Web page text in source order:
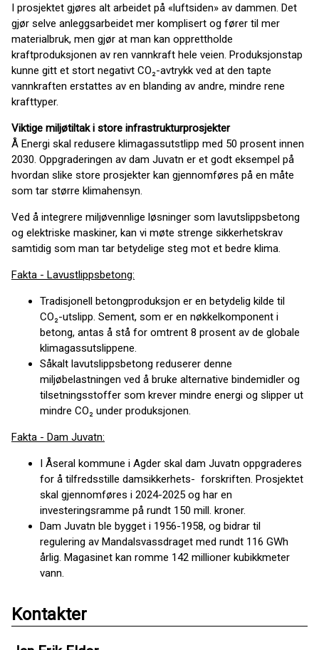
I prosjektet gjøres alt arbeidet på «luftsiden» av dammen. Det
gjør selve anleggsarbeidet mer komplisert og fører til mer
materialbruk, men gjør at man kan opprettholde
kraftproduksjonen av ren vannkraft hele veien. Produksjonstap
kunne gitt et stort negativt CO₂-avtrykk ved at den tapte
vannkraften erstattes av en blanding av andre, mindre rene
krafttyper.
Viktige miljøtiltak i store infrastrukturprosjekter
Å Energi skal redusere klimagassutstlipp med 50 prosent innen
2030. Oppgraderingen av dam Juvatn er et godt eksempel på
hvordan slike store prosjekter kan gjennomføres på en måte
som tar større klimahensyn.
Ved å integrere miljøvennlige løsninger som lavutslippsbetong
og elektriske maskiner, kan vi møte strenge sikkerhetskrav
samtidig som man tar betydelige steg mot et bedre klima.
Fakta - Lavustlippsbetong:
Tradisjonell betongproduksjon er en betydelig kilde til
CO₂-utslipp. Sement, som er en nøkkelkomponent i
betong, antas å stå for omtrent 8 prosent av de globale
klimagassutslippene.
Såkalt lavutslippsbetong reduserer denne
miljøbelastningen ved å bruke alternative bindemidler og
tilsetningsstoffer som krever mindre energi og slipper ut
mindre CO₂ under produksjonen.
Fakta - Dam Juvatn:
I Åseral kommune i Agder skal dam Juvatn oppgraderes
for å tilfredsstille damsikkerhets- forskriften. Prosjektet
skal gjennomføres i 2024-2025 og har en
investeringsramme på rundt 150 mill. kroner.
Dam Juvatn ble bygget i 1956-1958, og bidrar til
regulering av Mandalsvassdraget med rundt 116 GWh
årlig. Magasinet kan romme 142 millioner kubikkmeter
vann.
Kontakter